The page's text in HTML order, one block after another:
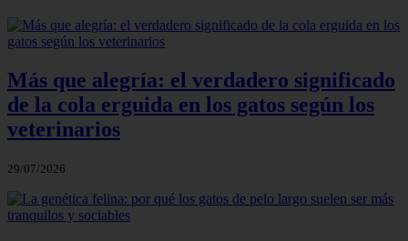
Más que alegría: el verdadero significado
de la cola erguida en los gatos según los
veterinarios
29/07/2026